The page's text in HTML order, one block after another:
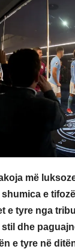
më
shumica e
e tyre nga
dhe
e tyre në